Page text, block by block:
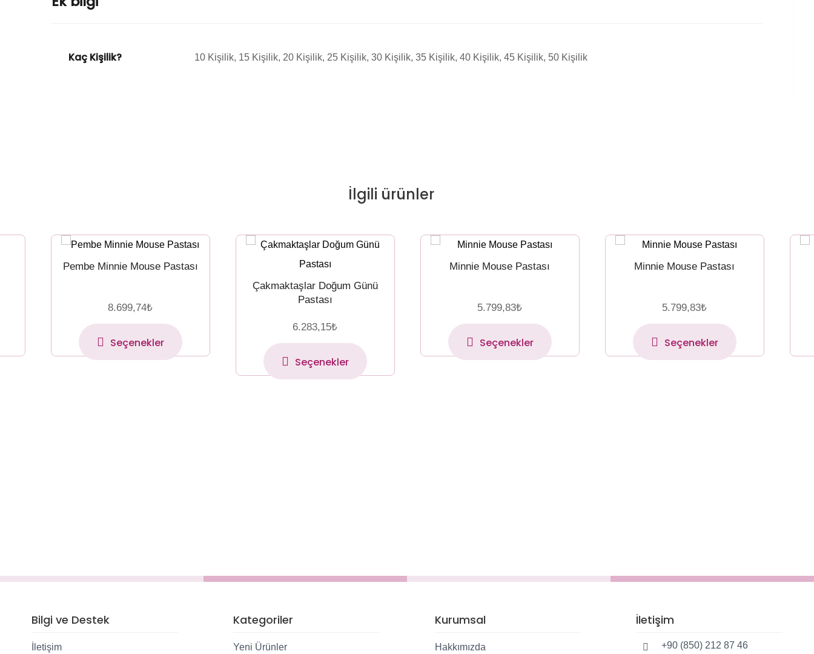
Kaç Kişilik? 10 Kişilik, 15 Kişilik, 20 Kişilik, 25 Kişilik, 30 Kişilik, 35 Kişilik, 40 Kişilik, 45 Kişilik, 50 Kişilik
İlgili ürünler
Pembe Minnie Mouse Pastası
8.699,74₺
Seçenekler
Çakmaktaşlar Doğum Günü
Pastası
6.283,15₺
Seçenekler
Minnie Mouse Pastası
5.799,83₺
Seçenekler
Minnie Mouse Pastası
5.799,83₺
Seçenekler
Bilgi ve Destek
İletişim
Kategoriler
Yeni Ürünler
Kurumsal
Hakkımızda
İletişim
+90 (850) 212 87 46